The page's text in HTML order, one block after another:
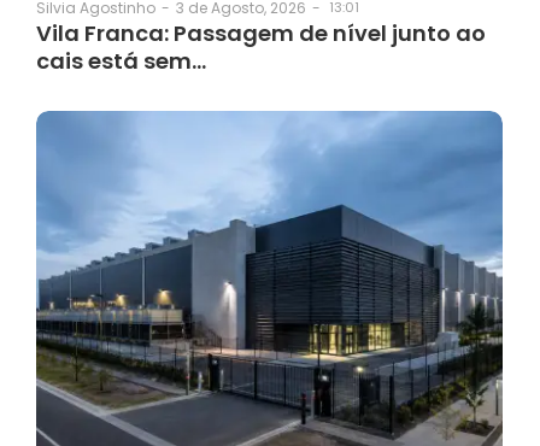
Silvia Agostinho - 3 de Agosto, 2026 - 13:01
Vila Franca: Passagem de nível junto ao
cais está sem…